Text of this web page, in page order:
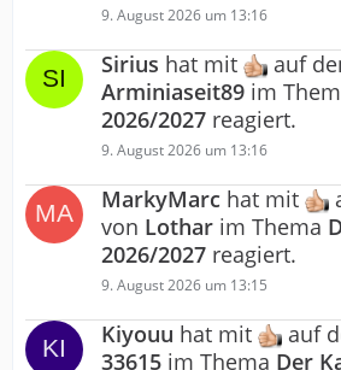
9. August 2026 um 13:16
Sirius hat mit
auf
Arminiaseit89 im
2026/2027 reagiert.
9. August 2026 um 13:16
MarkyMarc hat mit
von Lothar im Thema
2026/2027 reagiert.
9. August 2026 um 13:15
Kiyouu hat mit
auf
33615 im Thema Der